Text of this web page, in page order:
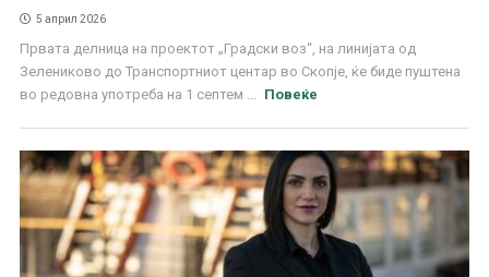
5 април 2026
Првата делница на проектот „Градски воз“, на линијата од
Зелениково до Транспортниот центар во Скопје, ќе биде пуштена
во редовна употреба на 1 септем ...
Повеќе